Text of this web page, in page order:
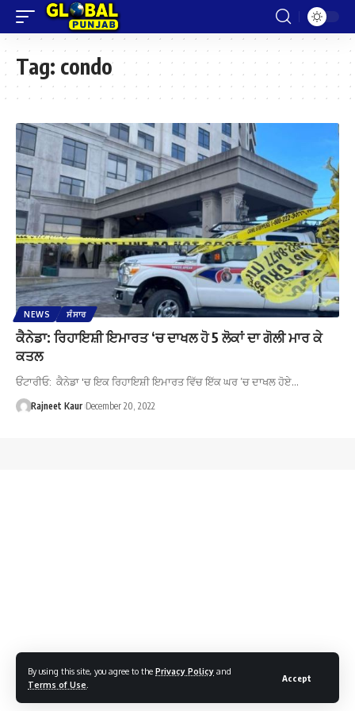
By using this site, you agree to the Privacy Policy and
Terms of Use
Accept
Tag: condo
NEWS ਸੰਸਾਰ
ਕੈਨੇਡਾ: ਰਿਹਾਇਸ਼ੀ ਇਮਾਰਤ ‘ਚ ਦਾਖਲ ਹੋ 5 ਲੋਕਾਂ ਦਾ ਗੋਲੀ ਮਾਰ ਕੇ
ਕਤਲ
ਓਂਟਾਰੀਓ: ਕੈਨੇਡਾ 'ਚ ਇਕ ਰਿਹਾਇਸ਼ੀ ਇਮਾਰਤ ਵਿੱਚ ਇੱਕ ਘਰ ’ਚ ਦਾਖਲ ਹੋਏ…
Rajneet Kaur December 20, 2022